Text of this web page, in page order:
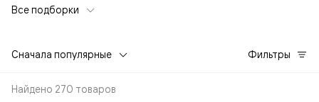
Все подборки
Сначала популярные Фильтры
Найдено 270 товаров